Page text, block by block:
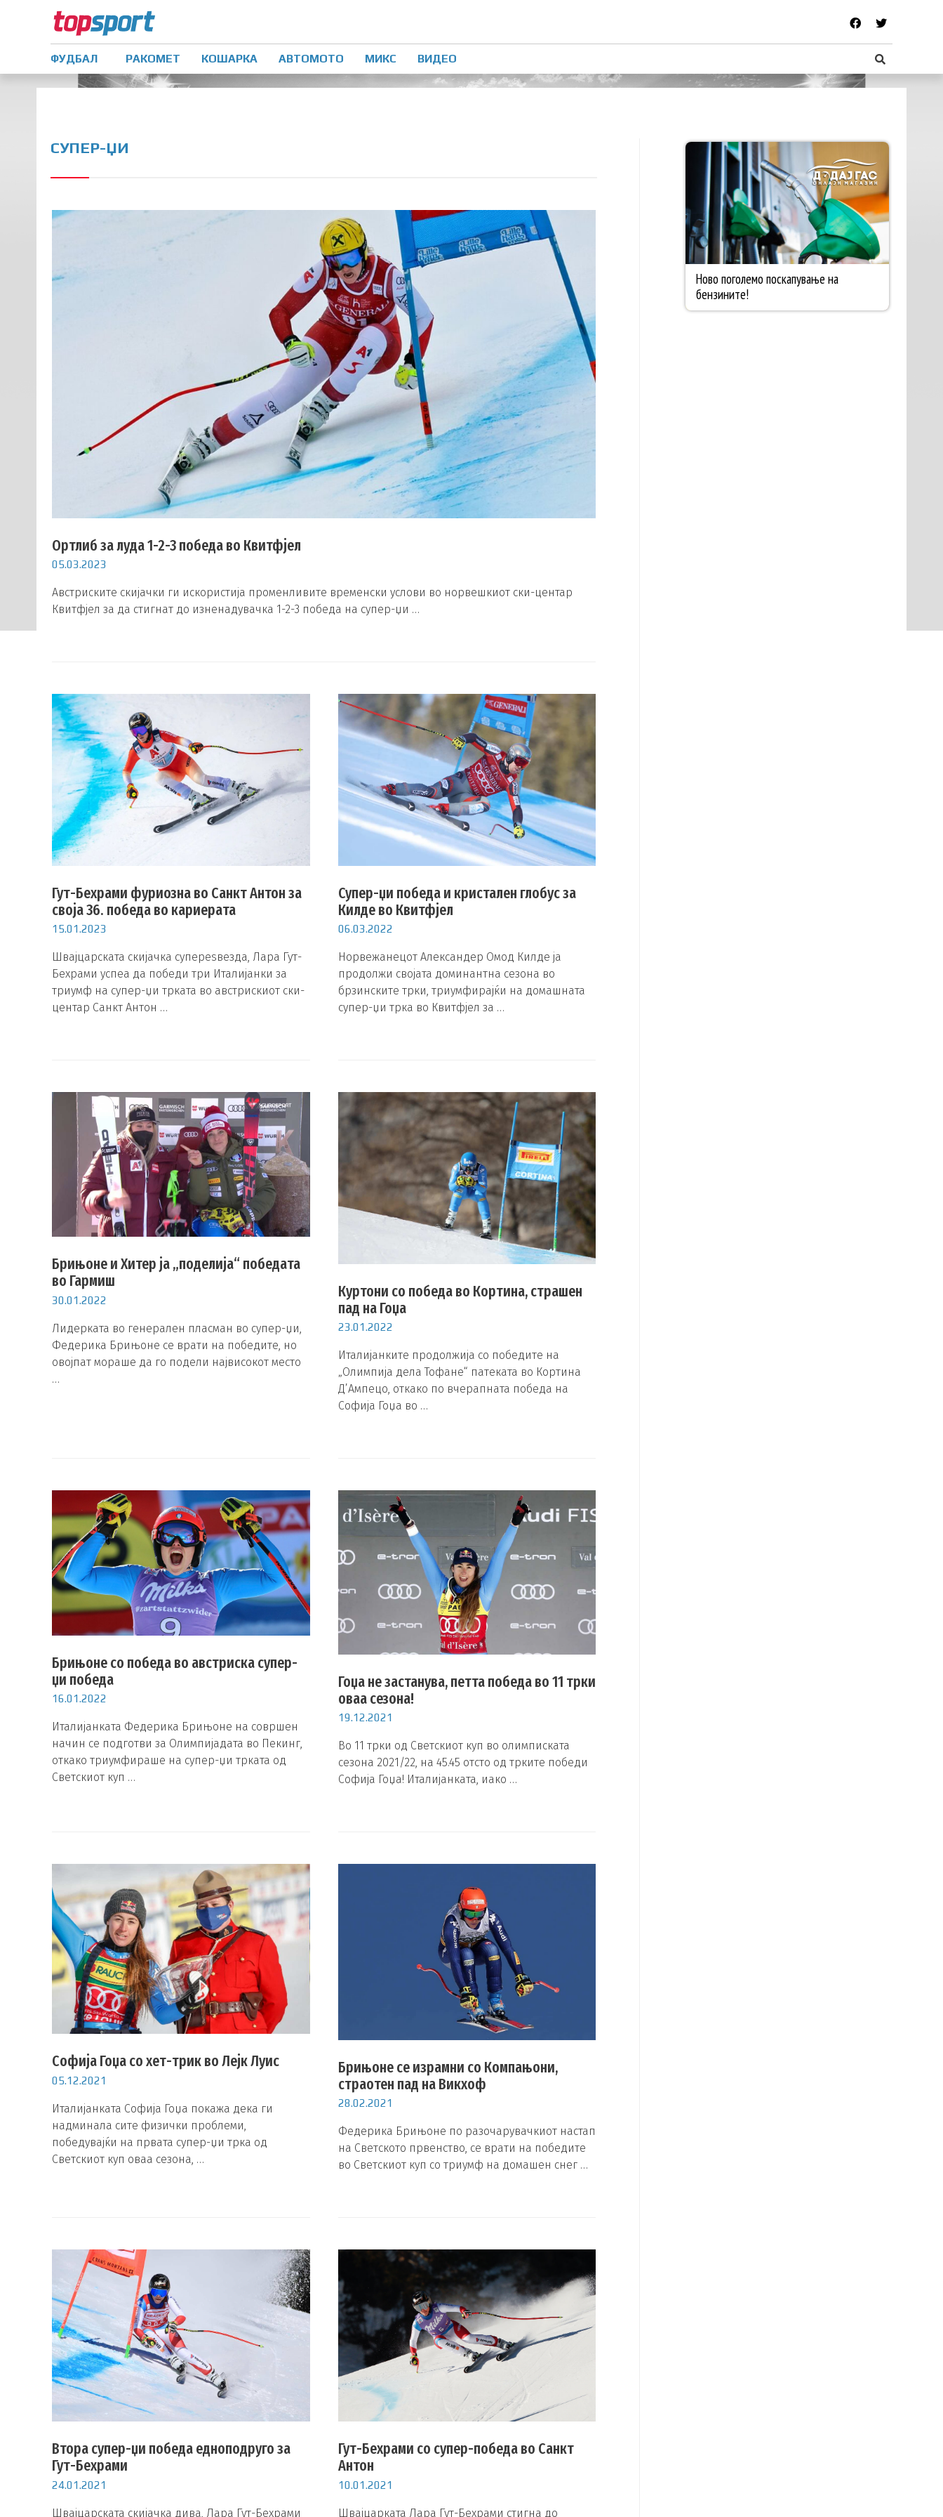
ФУДБАЛ РАКОМЕТ КОШАРКА АВТОМОТО МИКС ВИДЕО
СУПЕР-ЏИ
Ортлиб за луда 1-2-3 победа во Квитфјел
05.03.2023
Австриските скијачки ги искористија променливите временски услови во норвешкиот ски-центар
Квитфјел за да стигнат до изненадувачка 1-2-3 победа на супер-џи …
Гут-Бехрами фуриозна во Санкт Антон за
своја 36. победа во кариерата
15.01.2023
Швајцарската скијачка супереѕвезда, Лара Гут-
Бехрами успеа да победи три Италијанки за
триумф на супер-џи трката во австрискиот ски-
центар Санкт Антон …
Супер-џи победа и кристален глобус за
Килде во Квитфјел
06.03.2022
Норвежанецот Александер Омод Килде ја
продолжи својата доминантна сезона во
брзинските трки, триумфирајќи на домашната
супер-џи трка во Квитфјел за …
Брињоне и Хитер ја „поделија“ победата
во Гармиш
30.01.2022
Лидерката во генерален пласман во супер-џи,
Федерика Брињоне се врати на победите, но
овојпат мораше да го подели највисокот место
…
Куртони со победа во Кортина, страшен
пад на Гоџа
23.01.2022
Италијанките продолжија со победите на
„Олимпија дела Тофане“ патеката во Кортина
Д’Ампецо, откако по вчерапната победа на
Софија Гоџа во …
Брињоне со победа во австриска супер-
џи победа
16.01.2022
Италијанката Федерика Брињоне на совршен
начин се подготви за Олимпијадата во Пекинг,
откако триумфираше на супер-џи трката од
Светскиот куп …
Гоџа не застанува, петта победа во 11 трки
оваа сезона!
19.12.2021
Во 11 трки од Светскиот куп во олимписката
сезона 2021/22, на 45.45 отсто од трките победи
Софија Гоџа! Италијанката, иако …
Софија Гоџа со хет-трик во Лејк Луис
05.12.2021
Италијанката Софија Гоџа покажа дека ги
надминала сите физички проблеми,
победувајќи на првата супер-џи трка од
Светскиот куп оваа сезона, …
Брињоне се израмни со Компањони,
страотен пад на Викхоф
28.02.2021
Федерика Брињоне по разочарувачкиот настап
на Светското првенство, се врати на победите
во Светскиот куп со триумф на домашен снег …
Втора супер-џи победа едноподруго за
Гут-Бехрами
24.01.2021
Швајцарската скијачка дива, Лара Гут-Бехрами
Гут-Бехрами со супер-победа во Санкт
Антон
10.01.2021
Швајцарката Лара Гут-Бехрами стигна до